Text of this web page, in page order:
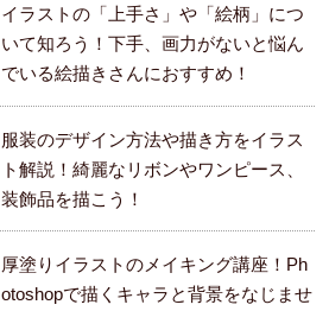
イラストの「上手さ」や「絵柄」につ
いて知ろう！下手、画力がないと悩ん
でいる絵描きさんにおすすめ！
服装のデザイン方法や描き方をイラス
ト解説！綺麗なリボンやワンピース、
装飾品を描こう！
厚塗りイラストのメイキング講座！Ph
otoshopで描くキャラと背景をなじませ